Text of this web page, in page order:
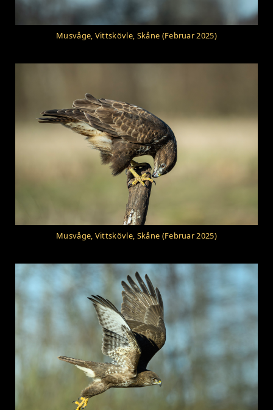
Musvåge, Vittskövle, Skåne (Februar 2025)
Musvåge, Vittskövle, Skåne (Februar 2025)